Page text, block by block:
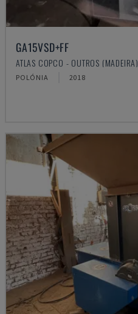
GA15VSD+FF
ATLAS COPCO - OUTROS (MADEIRA)
POLÓNIA 2018